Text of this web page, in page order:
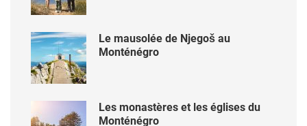
Le mausolée de Njegoš au
Monténégro
Les monastères et les églises du
Monténégro